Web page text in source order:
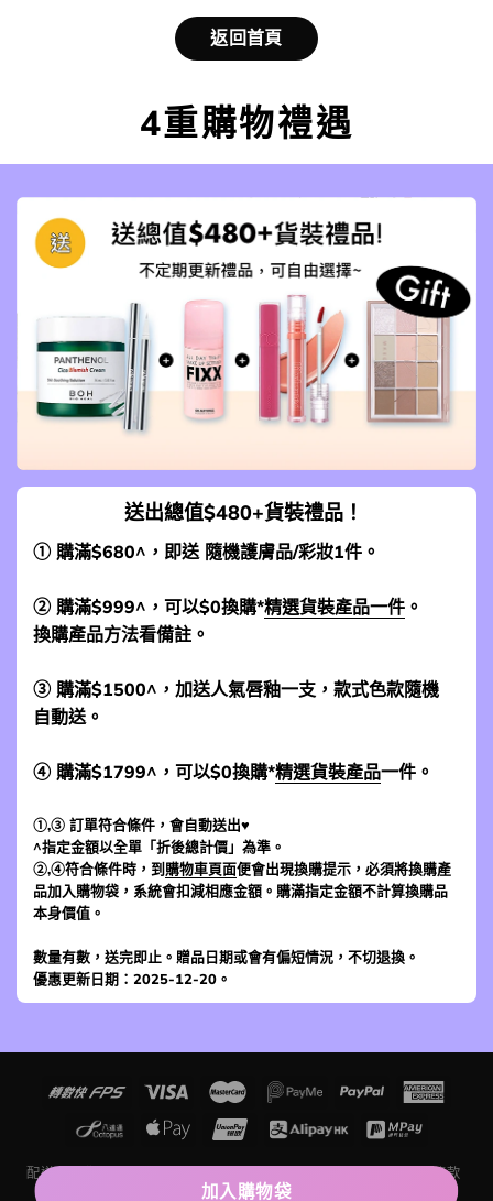
加入購物袋
返回首頁
4重購物禮遇
送出總值$480+貨裝禮品！
① 購滿$680^，即送 隨機護膚品/彩妝1件。
② 購滿$999^，可以$0換購*精選貨裝產品一件 。
換購產品方法看備註。
③ 購滿$1500^，加送人氣唇釉一支，款式色款隨機
自動送。
④ 購滿$1799^，可以$0換購*精選貨裝產品一件。
①,③ 訂單符合條件，會自動送出♥
^指定金額以全單「折後總計價」為準。
②,④符合條件時，到 購物車頁面便會出現換購提示，必須將換購產
品加入購物袋，系統會扣減相應金額。購滿指定金額不計算換購品
本身價值。
數量有數，送完即止。贈品日期或會有偏短情況，不切退換。
優惠更新日期：2025-12-20。
配送及運費
評價留言條款
聯絡我們
關於我們